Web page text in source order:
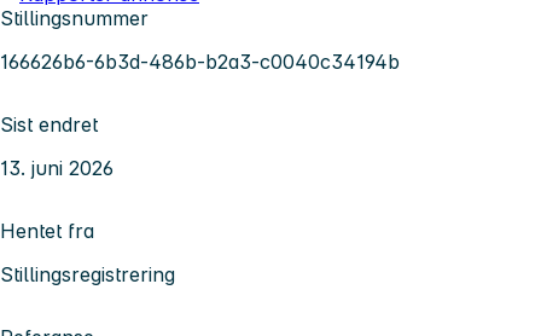
Stillingsnummer
166626b6-6b3d-486b-b2a3-c0040c34194b
Sist endret
13. juni 2026
Hentet fra
Stillingsregistrering